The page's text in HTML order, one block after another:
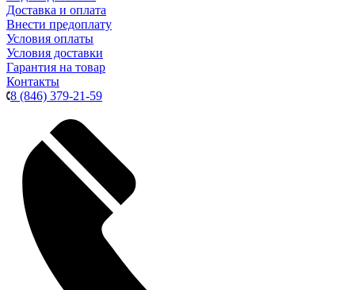
Доставка и оплата
Внести предоплату
Условия оплаты
Условия доставки
Гарантия на товар
Контакты
8 (846) 379-21-59